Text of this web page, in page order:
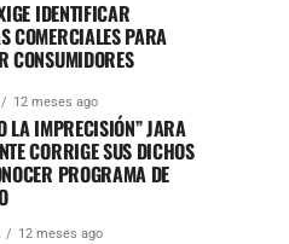
IDENTIFICAR
COMERCIALES PARA
CONSUMIDORES
12 meses ago
LA IMPRECISIÓN” JARA
CORRIGE SUS DICHOS
PROGRAMA DE
12 meses ago